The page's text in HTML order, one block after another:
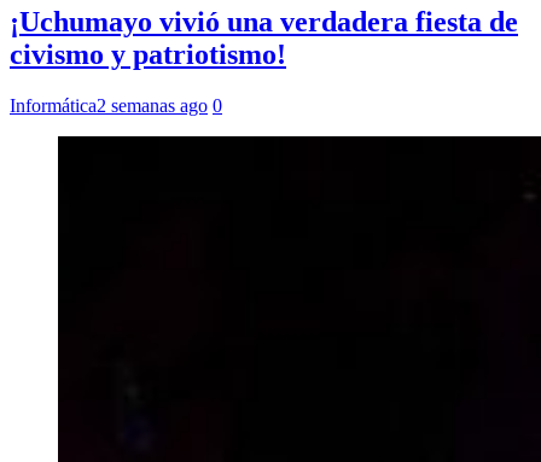
¡Uchumayo vivió una verdadera fiesta de
civismo y patriotismo!
Informática2 semanas ago 0